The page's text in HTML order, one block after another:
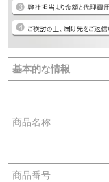
基本的な情報
商品名称
商品番号